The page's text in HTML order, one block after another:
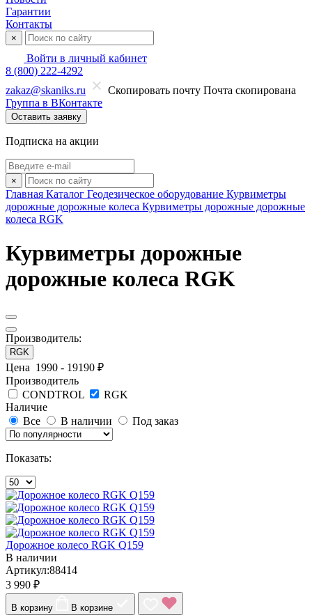
Гарантии
Контакты
×
Войти в личный кабинет
8 (800) 222-4292
zakaz@skaniks.ru
Скопировать почту Почта скопирована
Группа в ВКонтакте
Оставить заявку
Подписка на акции
×
Главная Каталог Геодезическое оборудование Курвиметры
дорожные дорожные колеса Курвиметры дорожные дорожные
колеса RGK
Курвиметры дорожные
дорожные колеса RGK
Производитель:
RGK
Цена 1990 - 19190 ₽
Производитель
CONDTROL
RGK
Наличие
Все
В наличии Под заказ
Показать:
Дорожное колесо RGK Q159
В наличии
Артикул:88414
3 990 ₽
В корзину В корзине